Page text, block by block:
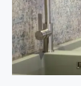
et
fonctionnel